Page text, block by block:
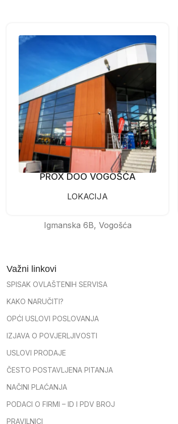
PROX DOO VOGOŠĆA
LOKACIJA
Igmanska 6B, Vogošća
Važni linkovi
SPISAK OVLAŠTENIH SERVISA
KAKO NARUČITI?
OPĆI USLOVI POSLOVANJA
IZJAVA O POVJERLJIVOSTI
USLOVI PRODAJE
ČESTO POSTAVLJENA PITANJA
NAČINI PLAĆANJA
PODACI O FIRMI – ID I PDV BROJ
PRAVILNICI